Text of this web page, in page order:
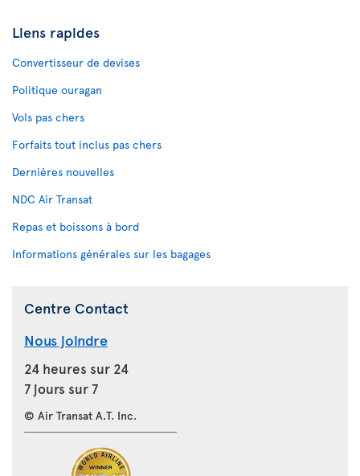
Liens rapides
Convertisseur de devises
Politique ouragan
Vols pas chers
Forfaits tout inclus pas chers
Dernières nouvelles
NDC Air Transat
Repas et boissons à bord
Informations générales sur les bagages
Centre Contact
Nous joindre
24 heures sur 24
7 jours sur 7
© Air Transat A.T. Inc.